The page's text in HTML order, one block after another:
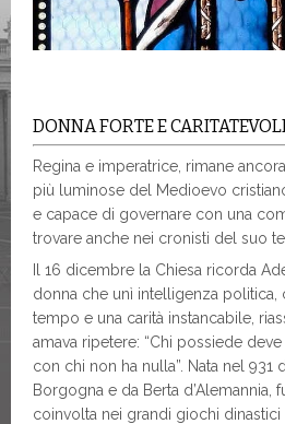
DONNA FORTE E
Regina e imperatrice, rimane
più luminose del Medioevo
e capace di governare con una
trovare anche nei cronisti del suo
Il 16 dicembre la Chiesa ricorda
donna che unì intelligenza politica,
tempo e una carità instancabile,
amava ripetere: “Chi possiede
con chi non ha nulla”. Nata nel 931
Borgogna e da Berta d’Alemannia,
coinvolta nei grandi giochi dinastici